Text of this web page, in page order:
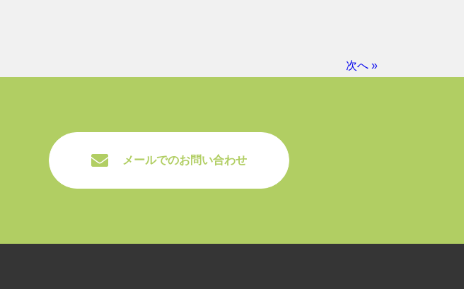
次へ »
メールでのお問い合わせ